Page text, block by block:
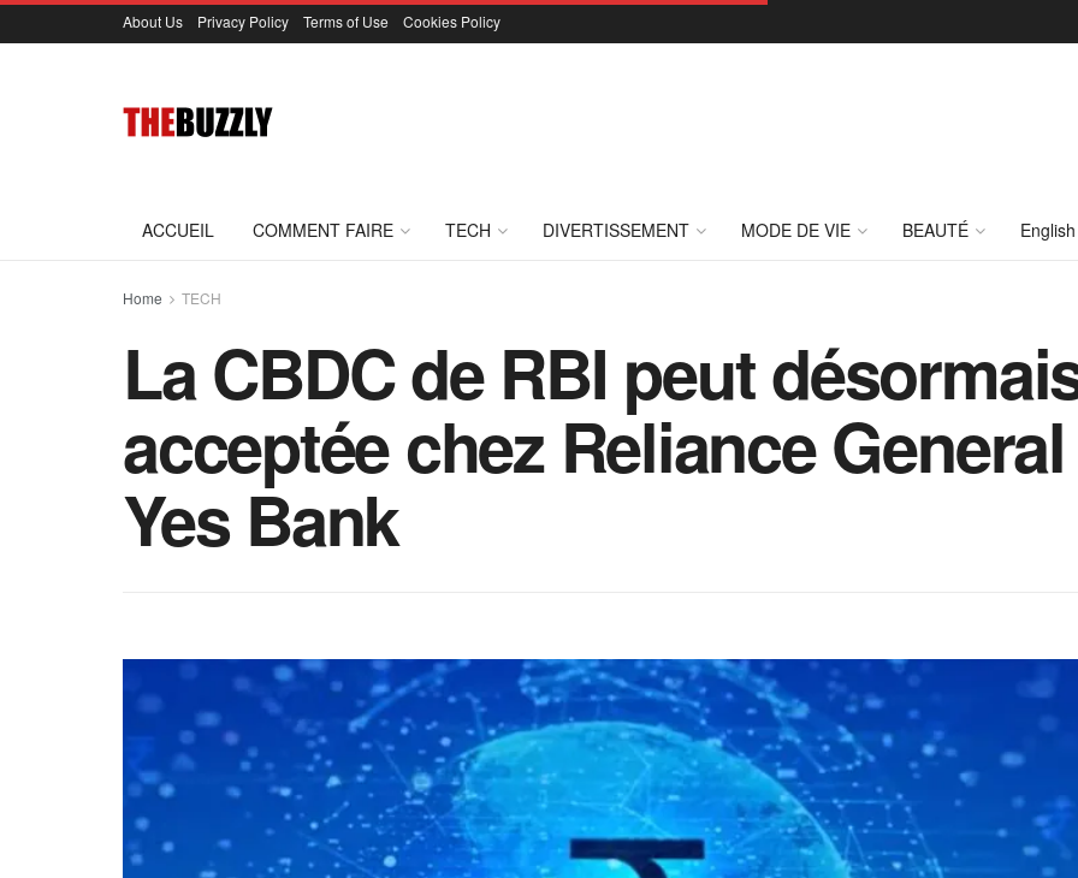
About Us Privacy Policy Terms of Use Cookies Policy
ACCUEIL COMMENT FAIRE TECH DIVERTISSEMENT MODE DE VIE BEAUTÉ
Home TECH
La CBDC de RBI peut
acceptée chez Reliance
Yes Bank